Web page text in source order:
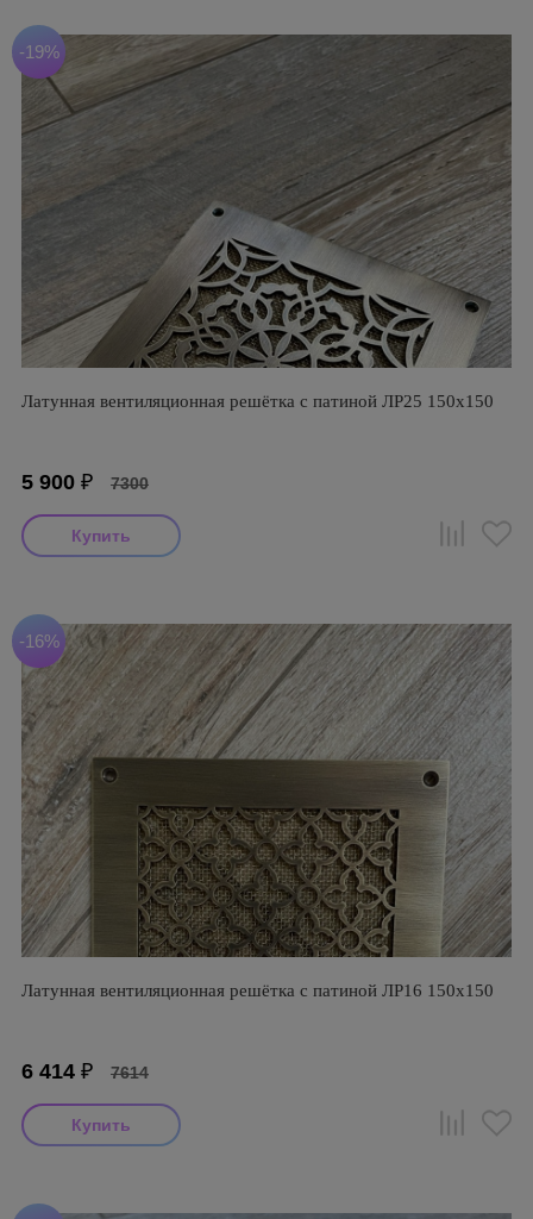
-19%
Латунная вентиляционная решётка с патиной ЛР25 150х150
5 900 ₽ 7300
-16%
Латунная вентиляционная решётка с патиной ЛР16 150х150
6 414 ₽ 7614